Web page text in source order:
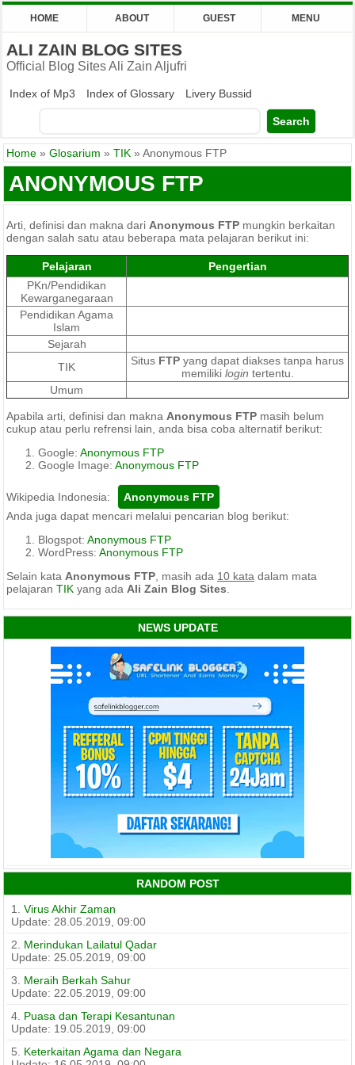
HOME ABOUT GUEST MENU
ALI ZAIN BLOG SITES
Official Blog Sites Ali Zain Aljufri
Index of Mp3 Index of Glossary Livery Bussid
Home » Glosarium » TIK » Anonymous FTP
ANONYMOUS FTP
Arti, definisi dan makna dari Anonymous FTP mungkin berkaitan
dengan salah satu atau beberapa mata pelajaran berikut ini:
Pelajaran
Pengertian
PKn/Pendidikan
Kewarganegaraan
Pendidikan Agama
Islam
Sejarah
TIK
Situs FTP yang dapat diakses tanpa harus
memiliki login tertentu.
Umum
Apabila arti, definisi dan makna Anonymous FTP masih belum
cukup atau perlu refrensi lain, anda bisa coba alternatif berikut:
Google: Anonymous FTP
Google Image: Anonymous FTP
Wikipedia Indonesia:
Anda juga dapat mencari melalui pencarian blog berikut:
Blogspot: Anonymous FTP
WordPress: Anonymous FTP
Selain kata Anonymous FTP , masih ada 10 kata dalam mata
pelajaran TIK yang ada Ali Zain Blog Sites
NEWS UPDATE
RANDOM POST
1. Virus Akhir Zaman
Update: 28.05.2019, 09:00
2. Merindukan Lailatul Qadar
Update: 25.05.2019, 09:00
3. Meraih Berkah Sahur
Update: 22.05.2019, 09:00
4. Puasa dan Terapi Kesantunan
Update: 19.05.2019, 09:00
5. Keterkaitan Agama dan Negara